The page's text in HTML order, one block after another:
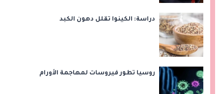
دراسة: الكينوا تقلل دهون الكبد
روسيا تطور فيروسات لمهاجمة الأورام